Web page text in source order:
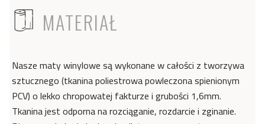
ICONMATERIAŁ
Nasze maty winylowe są wykonane w całości z tworzywa
sztucznego (tkanina poliestrowa powleczona spienionym
PCV) o lekko chropowatej fakturze i grubości 1,6mm.
Tkanina jest odporna na rozciąganie, rozdarcie i zginanie.